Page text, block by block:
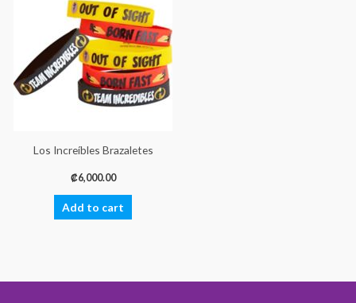
Los Increíbles Brazaletes
₡6,000.00
Add to cart